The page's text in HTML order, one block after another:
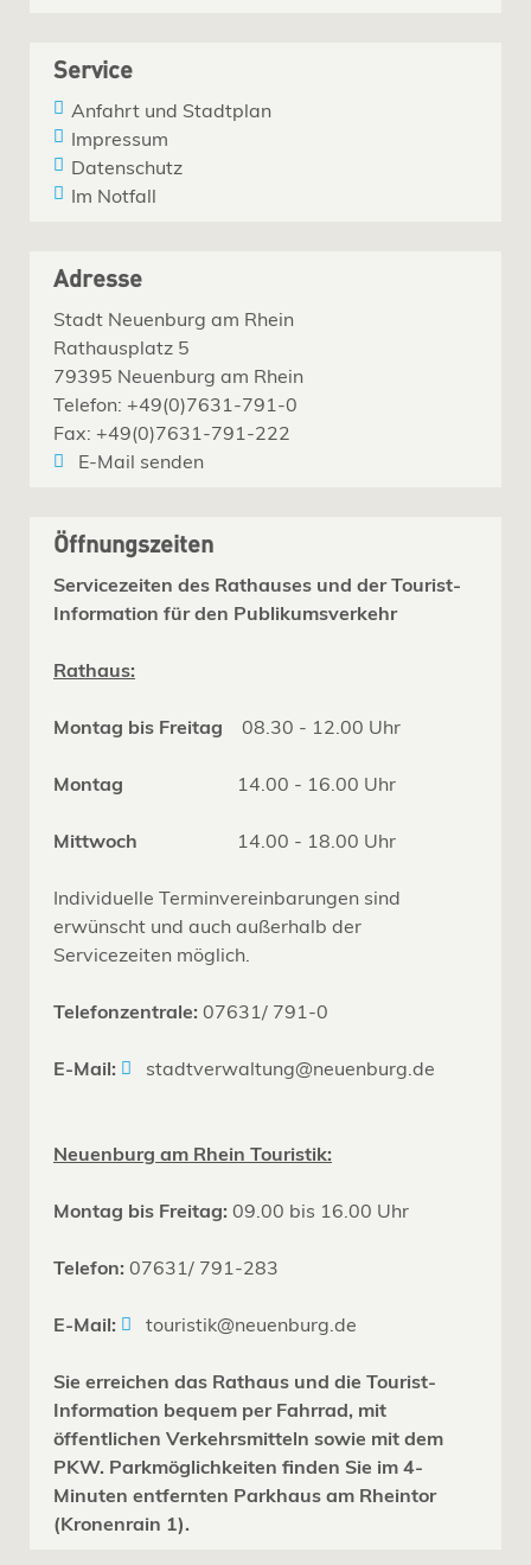
Service
Anfahrt und Stadtplan
Impressum
Datenschutz
Im Notfall
Adresse
Stadt Neuenburg am Rhein
Rathausplatz 5
79395 Neuenburg am Rhein
Telefon: +49(0)7631-791-0
Fax: +49(0)7631-791-222
E-Mail senden
Öffnungszeiten
Servicezeiten des Rathauses und der Tourist-
Information für den Publikumsverkehr
Rathaus:
Montag bis Freitag 08.30 - 12.00 Uhr
Montag 14.00 - 16.00 Uhr
Mittwoch 14.00 - 18.00 Uhr
Individuelle Terminvereinbarungen sind
erwünscht und auch außerhalb der
Servicezeiten möglich.
Telefonzentrale: 07631/ 791-0
E-Mail: stadtverwaltung@neuenburg.de
Neuenburg am Rhein Touristik:
Montag bis Freitag: 09.00 bis 16.00 Uhr
Telefon: 07631/ 791-283
E-Mail: touristik@neuenburg.de
Sie erreichen das Rathaus und die Tourist-
Information bequem per Fahrrad, mit
öffentlichen Verkehrsmitteln sowie mit dem
PKW. Parkmöglichkeiten finden Sie im 4-
Minuten entfernten Parkhaus am Rheintor
(Kronenrain 1).